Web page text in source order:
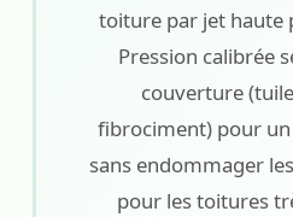
toiture par jet haute
Pression calibrée
couverture
fibrociment) pour
sans endommager
pour les toitures